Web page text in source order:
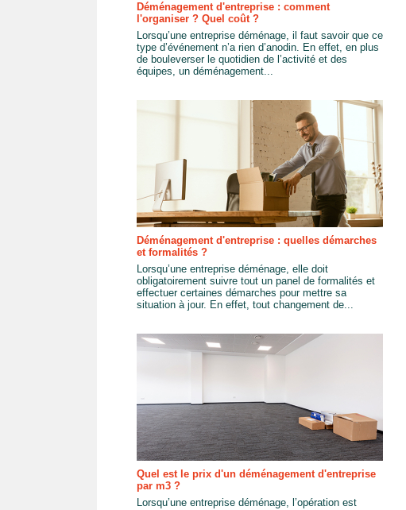
Déménagement d'entreprise : comment
l'organiser ? Quel coût ?
Lorsqu’une entreprise déménage, il faut savoir que ce
type d’événement n’a rien d’anodin. En effet, en plus
de bouleverser le quotidien de l’activité et des
équipes, un déménagement...
Déménagement d'entreprise : quelles démarches
et formalités ?
Lorsqu’une entreprise déménage, elle doit
obligatoirement suivre tout un panel de formalités et
effectuer certaines démarches pour mettre sa
situation à jour. En effet, tout changement de...
Quel est le prix d'un déménagement d'entreprise
par m3 ?
Lorsqu’une entreprise déménage, l’opération est